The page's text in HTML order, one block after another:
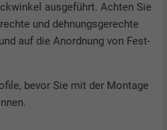
ausgeführt. Achten Sie
und dehnungsgerechte
auf die Anordnung von Fest-
bevor Sie mit der Montage